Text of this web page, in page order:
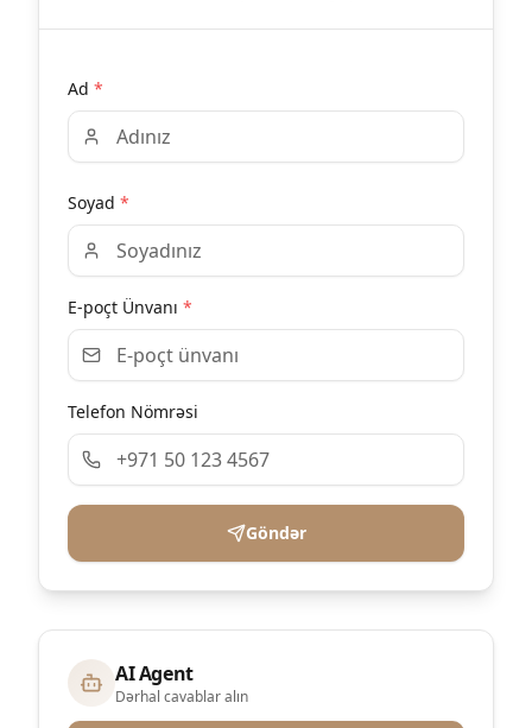
Ad *
Soyad *
E-poçt Ünvanı *
Telefon Nömrəsi
Göndər
AI Agent
Dərhal cavablar alın